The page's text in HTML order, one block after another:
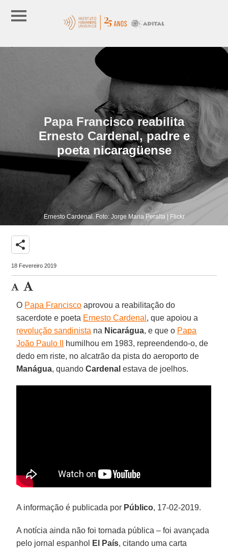
Papa Francisco reabilita
Ernesto Cardenal, padre e
poeta nicaragüense
Ernesto Cardenal. Foto: Jorge Maria Peralta | Flickr
share
18 Fevereiro 2019
O Papa Francisco aprovou a reabilitação do
sacerdote e poeta Ernesto Cardenal , que apoiou a
revolução sandinista na Nicarágua, e que o Papa
João Paulo II
humilhou em 1983, repreendendo-o, de
dedo em riste, no alcatrão da pista do aeroporto de
Manágua, quandoCardenal estava de joelhos.
A informação é publicada por Público, 17-02-2019.
A notícia ainda não foi tornada pública – foi avançada
pelo jornal espanhol
El País, citando uma carta